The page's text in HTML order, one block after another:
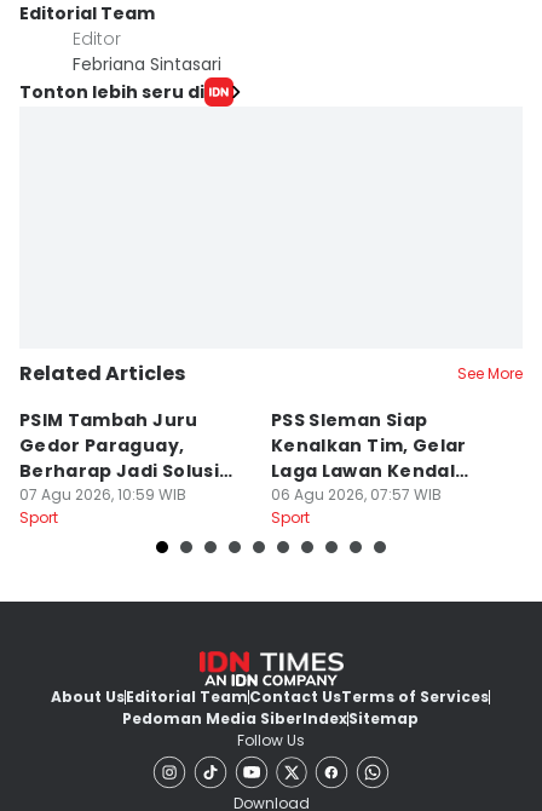
Editorial Team
Editor
Febriana Sintasari
Tonton lebih seru di
Related Articles See More
PSIM Tambah Juru
Gedor Paraguay,
Berharap Jadi Solusi
Minimnya Pencetak Gol
07 Agu 2026, 10:59 WIB
Sport
PSS Sleman Siap
Kenalkan Tim, Gelar
Laga Lawan Kendal
Tornado FC
06 Agu 2026, 07:57 WIB
Sport
About UsEditorial TeamContact UsTerms of Services
Pedoman Media SiberIndexSitemap
Follow Us
Download